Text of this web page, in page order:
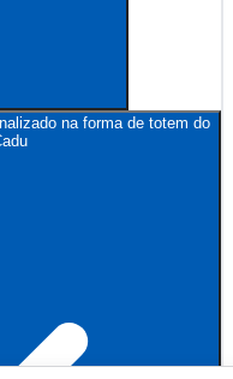
na forma de totem do